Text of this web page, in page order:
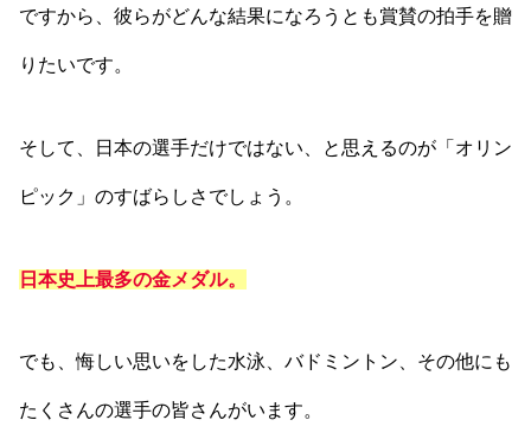
ですから、彼らがどんな結果になろうとも賞賛の拍手を贈
りたいです。
そして、日本の選手だけではない、と思えるのが「オリン
ピック」のすばらしさでしょう。
日本史上最多の金メダル。
でも、悔しい思いをした水泳、バドミントン、その他にも
たくさんの選手の皆さんがいます。